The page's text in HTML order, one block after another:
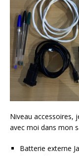
Niveau accessoires,
avec moi dans mon
Batterie externe